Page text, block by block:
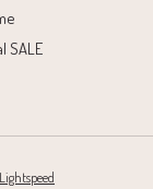
SALE
Lightspeed